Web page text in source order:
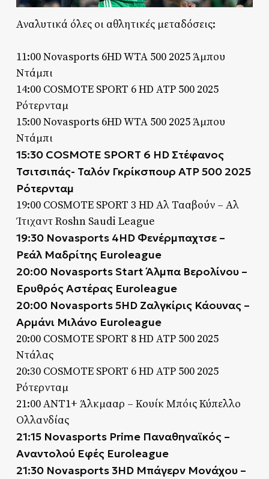
Αναλυτικά όλες οι αθλητικές μεταδόσεις:
11:00 Novasports 6HD WTA 500 2025 Άμπου
Ντάμπι
14:00 COSMOTE SPORT 6 HD ATP 500 2025
Ρότερνταμ
15:00 Novasports 6HD WTA 500 2025 Άμπου
Ντάμπι
15:30 COSMOTE SPORT 6 HD Στέφανος
Τσιτσιπάς- Ταλόν Γκρίκσπουρ ATP 500 2025
Ρότερνταμ
19:00 COSMOTE SPORT 3 HD Αλ Τααβούν – Αλ
Ίτιχαντ Roshn Saudi League
19:30 Novasports 4HD Φενέρμπαχτσε –
Ρεάλ Μαδρίτης Euroleague
20:00 Novasports Start Άλμπα Βερολίνου –
Ερυθρός Αστέρας Euroleague
20:00 Novasports 5HD Ζαλγκίρις Κάουνας –
Αρμάνι Μιλάνο Euroleague
20:00 COSMOTE SPORT 8 HD ATP 500 2025
Ντάλας
20:30 COSMOTE SPORT 6 HD ATP 500 2025
Ρότερνταμ
21:00 ΑΝΤ1+ Άλκμααρ – Κουίκ Μπόις Κύπελλο
Ολλανδίας
21:15 Novasports Prime Παναθηναϊκός –
Αναντολού Εφές Euroleague
21:30 Novasports 3HD Μπάγερν Μονάχου –